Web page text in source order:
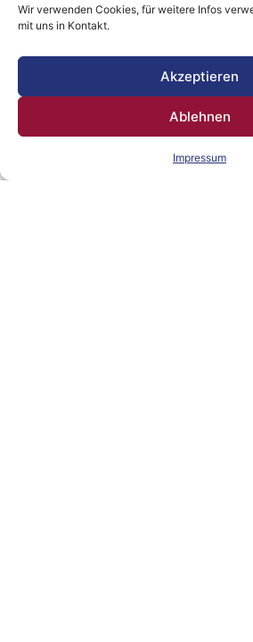
Wir verwenden Cookies, für weitere Infos
mit uns in Kontakt.
Akzeptieren
Ablehnen
Impressum
Auftakt geschaffen, der Lust auf
auch am
BesucherInnen noch so
und gesellige Highlight.